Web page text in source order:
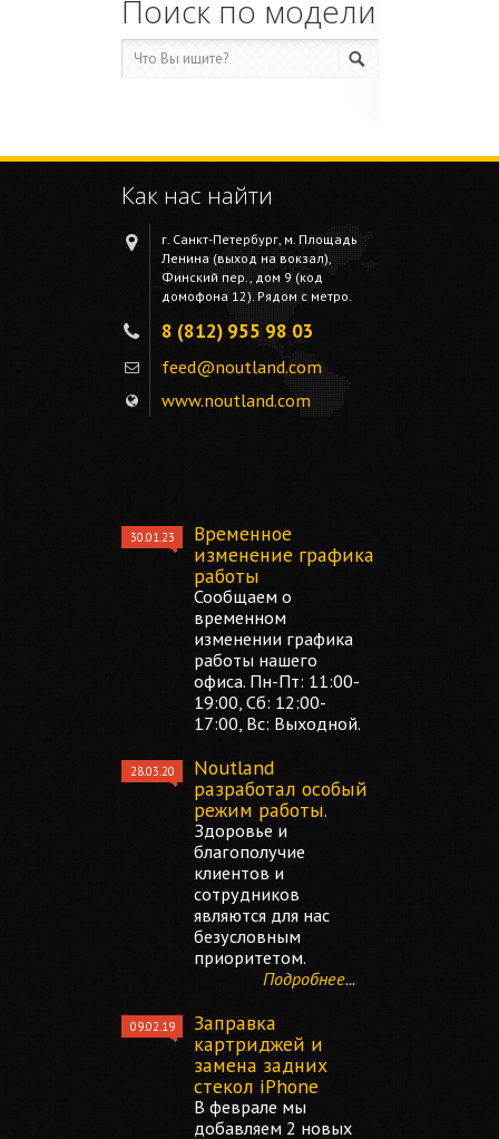
Поиск по модели
Как нас найти
г. Санкт-Петербург, м. Площадь
Ленина (выход на вокзал),
Финский пер., дом 9 (код
домофона 12). Рядом с метро.
8 (812) 955 98 03
feed@noutland.com
www.noutland.com
30.01.23
Временное
изменение графика
работы
Сообщаем о
временном
изменении графика
работы нашего
офиса. Пн-Пт: 11:00-
19:00, Сб: 12:00-
17:00, Вс: Выходной.
28.03.20
Noutland
разработал особый
режим работы.
Здоровье и
благополучие
клиентов и
сотрудников
являются для нас
безусловным
приоритетом.
Подробнее...
09.02.19
Заправка
картриджей и
замена задних
стекол iPhone
В феврале мы
добавляем 2 новых